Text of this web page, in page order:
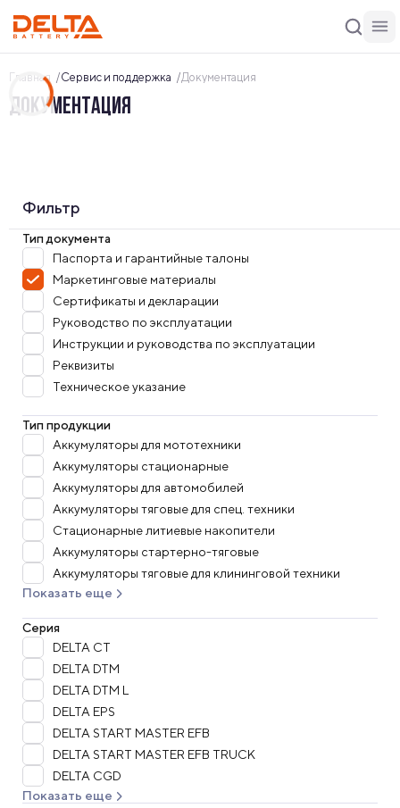
Главная Сервис и поддержка Документация
ДОКУМЕНТАЦИЯ
Фильтр
Тип документа
Паспорта и гарантийные талоны
Маркетинговые материалы
Сертификаты и декларации
Руководство по эксплуатации
Инструкции и руководства по эксплуатации
Реквизиты
Техническое указание
Тип продукции
Аккумуляторы для мототехники
Аккумуляторы стационарные
Аккумуляторы для автомобилей
Аккумуляторы тяговые для спец. техники
Стационарные литиевые накопители
Аккумуляторы стартерно-тяговые
Аккумуляторы тяговые для клининговой техники
Показать еще
Серия
DELTA CT
DELTA DTM
DELTA DTM L
DELTA EPS
DELTA START MASTER EFB
DELTA START MASTER EFB TRUCK
DELTA CGD
Показать еще